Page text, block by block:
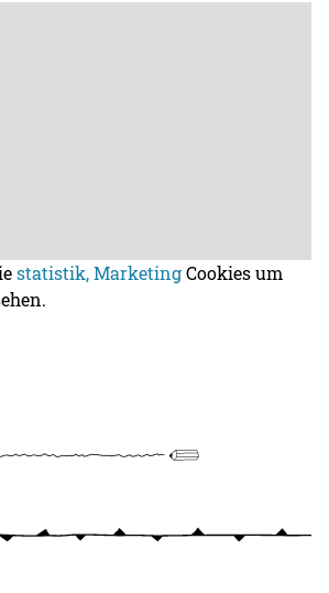
statistik, MarketingCookies um